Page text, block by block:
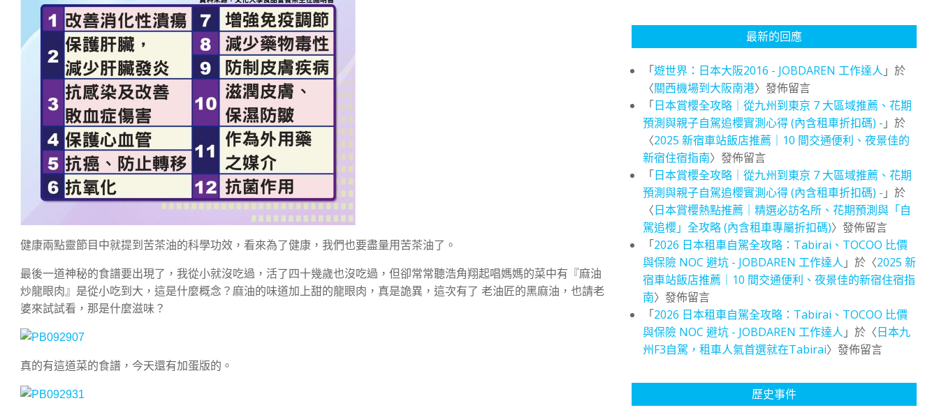
健康兩點靈節目中就提到苦茶油的科學功效，看來為了健康，我們也要盡量用苦茶油了。
最後一道神秘的食譜要出現了，我從小就沒吃過，活了四十幾歲也沒吃過，但卻常常聽浩角翔起唱媽媽的菜中有『麻油
炒龍眼肉』是從小吃到大，這是什麼概念？麻油的味道加上甜的龍眼肉，真是詭異，這次有了 老油匠的黑麻油，也請老
婆來試試看，那是什麼滋味？
真的有這道菜的食譜，今天還有加蛋版的。
最新的回應
「遊世界：日本大阪2016 - JOBDAREN 工作達人 」於
〈關西機場到大阪南港〉發佈留言
「日本賞櫻全攻略｜從九州到東京 7 大區域推薦、花期
預測與親子自駕追櫻實測心得 (內含租車折扣碼) - 」於
〈2025 新宿車站飯店推薦｜10 間交通便利、夜景佳的
新宿住宿指南〉發佈留言
「日本賞櫻全攻略｜從九州到東京 7 大區域推薦、花期
預測與親子自駕追櫻實測心得 (內含租車折扣碼) - 」於
〈日本賞櫻熱點推薦｜精選必訪名所、花期預測與「自
駕追櫻」全攻略 (內含租車專屬折扣碼)〉發佈留言
「2026 日本租車自駕全攻略：Tabirai、TOCOO 比價
與保險 NOC 避坑 - JOBDAREN 工作達人 」於〈2025 新
宿車站飯店推薦｜10 間交通便利、夜景佳的新宿住宿指
南〉發佈留言
「2026 日本租車自駕全攻略：Tabirai、TOCOO 比價
與保險 NOC 避坑 - JOBDAREN 工作達人 」於〈日本九
州F3自駕，租車人氣首選就在Tabirai〉發佈留言
歷史事件